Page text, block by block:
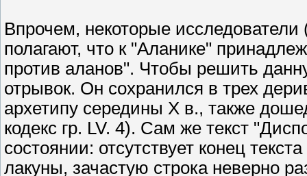
Впрочем, некоторые
полагают, что к "Аланике"
против аланов". Чтобы решить
отрывок. Он сохранился в трех
архетипу середины X в., также
кодекс гр. LV. 4). Сам же текст
состоянии: отсутствует конец
лакуны, зачастую строка неверно